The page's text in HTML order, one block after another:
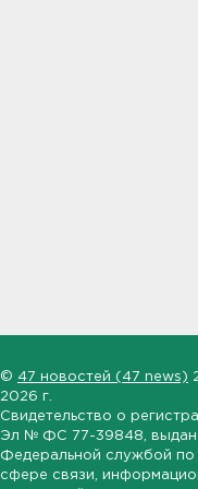
© 47 новостей (47 news)
2026 г.
Свидетельство о
Эл № ФС 77-39848 ,
Федеральной службой по
сфере связи,